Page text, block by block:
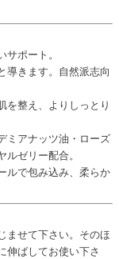
ポート。
導きます。自然派志向
整え、よりしっとり
ミアナッツ油・ローズ
ゼリー配合。
ルで包み込み、柔らか
ませて下さい。そのほ
伸ばしてお使い下さ